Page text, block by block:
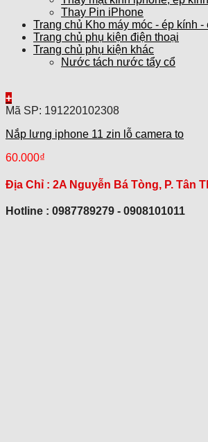
Thay Pin iPhone
Trang chủ Kho máy móc - ép kính -
Trang chủ phụ kiện điện thoại
Trang chủ phụ kiện khác
Nước tách nước tẩy cổ
+
Mã SP: 191220102308
Nắp lưng iphone 11 zin lỗ camera to
60.000₫
Địa Chỉ : 2A Nguyễn Bá Tòng, P. Tân
Hotline : 0987789279 - 0908101011